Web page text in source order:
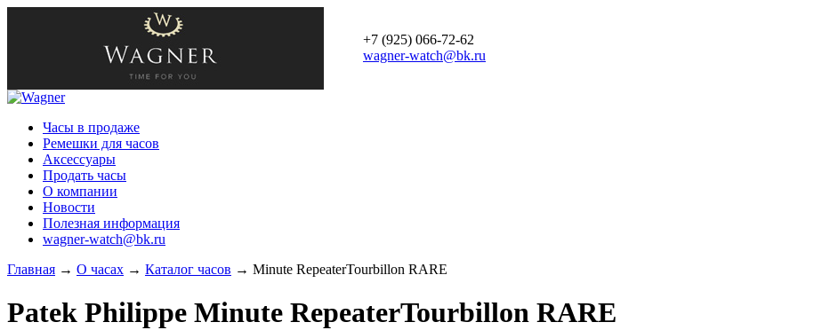
+7 (925) 066-72-62
wagner-watch@bk.ru
Часы в продаже
Ремешки для часов
Аксессуары
Продать часы
О компании
Новости
Полезная информация
wagner-watch@bk.ru
Главная → О часах → Каталог часов → Minute RepeaterTourbillon RARE
Patek Philippe Minute RepeaterTourbillon RARE